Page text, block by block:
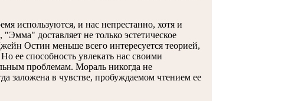
используются, и нас непрестанно, хотя и
доставляет не только эстетическое
Остин меньше всего интересуется теорией,
ее способность увлекать нас своими
проблемам. Мораль никогда не
заложена в чувстве, пробуждаемом чтением ее